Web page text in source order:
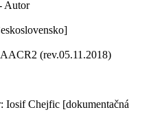
Autor
(rev.05.11.2018)
Iosif Chejfic [dokumentačná